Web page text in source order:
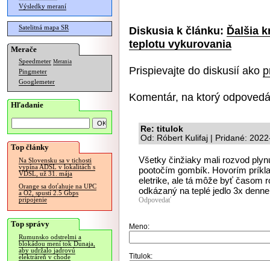
Výsledky meraní
Satelitná mapa SR
Merače
Speedmeter Merania
Pingmeter
Googlemeter
Hľadanie
Top články
Na Slovensku sa v tichosti
vypína ADSL v lokalitách s
VDSL, už 31. mája
Orange sa doťahuje na UPC
a O2, spustí 2.5 Gbps
pripojenie
Top správy
Rumunsko odstrelmi a
blokádou mení tok Dunaja,
aby udržalo jadrovú
elektráreň v chode
Diskusia k článku: Ďalšia
teplotu vykurovania
Prispievajte do diskusií ako
Komentár, na ktorý
Re: titulok
Od: Róbert Kulifaj | Pridané:
Všetky činžiaky mali rozvod
pootočím gombík. Hovorím
eletrike, ale tá môže byť časom
odkázaný na teplé jedlo 3x
Odpovedať
Meno:
Titulok: